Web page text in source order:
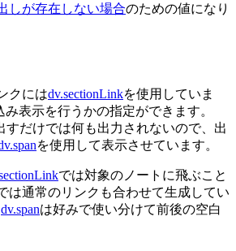
しが存在しない場合のための値になり
クにはdv.sectionLinkを使用していま
表示を行うかの指定ができます。
すだけでは何も出力されないので、出
を使用して表示させています。
では対象のノートに飛ぶこと
は通常のリンクも合わせて生成してい
dv.spanは好みで使い分けて前後の空白